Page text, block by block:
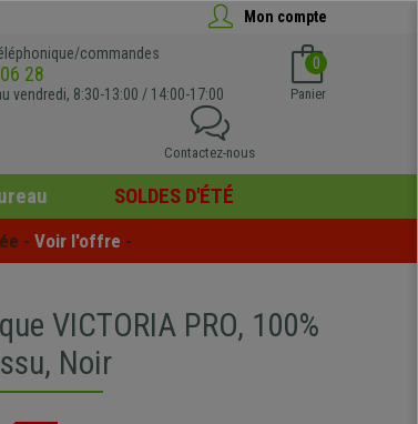
Mon compte
commandes
28
vendredi, 8:30-13:00 / 14:00-17:00
0
Panier
Contactez-nous
SOLDES D'ÉTÉ
- Voir l'offre -
VICTORIA PRO, 100%
Noir